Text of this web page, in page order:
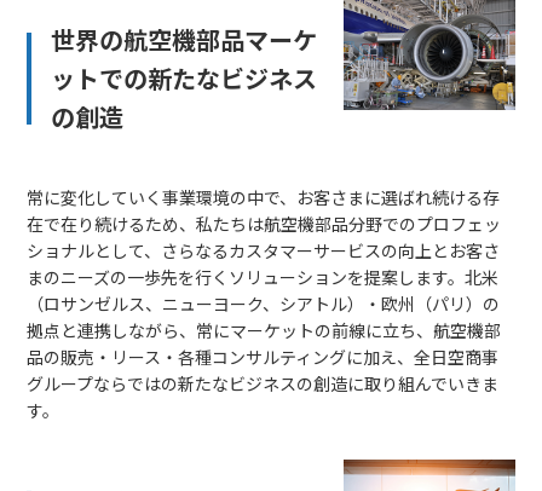
世界の航空機部品マーケ
ットでの新たなビジネス
の創造
常に変化していく事業環境の中で、お客さまに選ばれ続ける存
在で在り続けるため、私たちは航空機部品分野でのプロフェッ
ショナルとして、さらなるカスタマーサービスの向上とお客さ
まのニーズの一歩先を行くソリューションを提案します。北米
（ロサンゼルス、ニューヨーク、シアトル）・欧州（パリ）の
拠点と連携しながら、常にマーケットの前線に立ち、航空機部
品の販売・リース・各種コンサルティングに加え、全日空商事
グループならではの新たなビジネスの創造に取り組んでいきま
す。